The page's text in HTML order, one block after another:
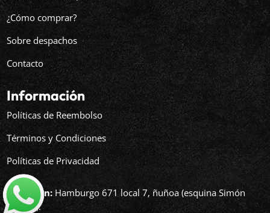
¿Cómo comprar?
Sobre despachos
Contacto
Información
Políticas de Reembolso
Términos y Condiciones
Políticas de Privacidad
Dirección: Hamburgo 671 local 7, ñuñoa (esquina Simón
Bolívar).